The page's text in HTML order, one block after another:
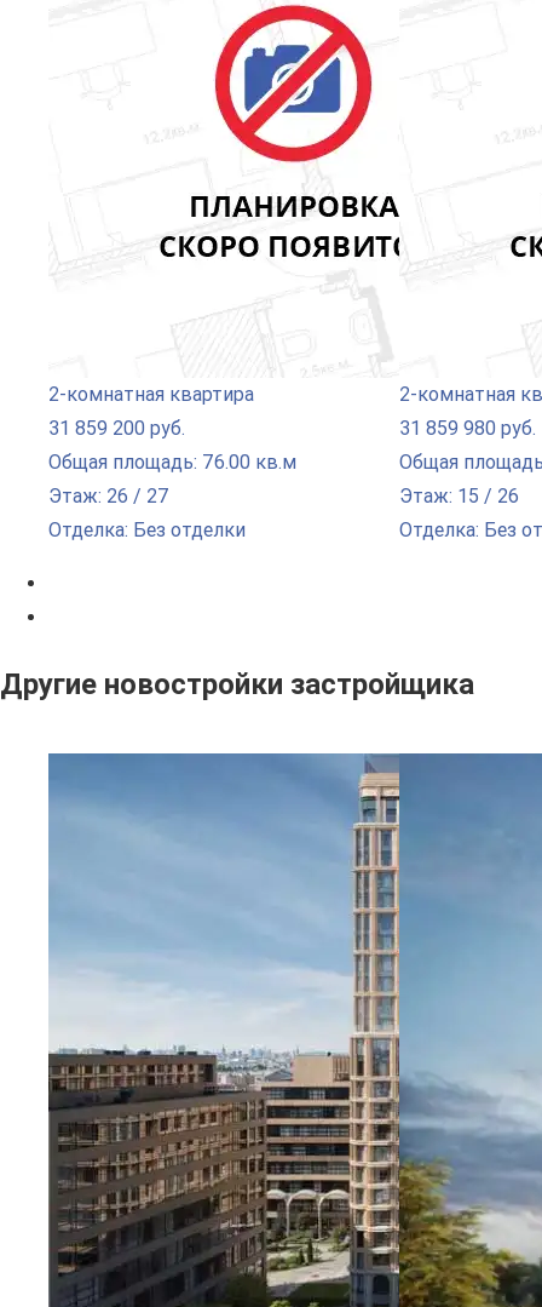
2-комнатная квартира
31 859 200 руб.
Общая площадь: 76.00 кв.м
Этаж: 26 / 27
Отделка: Без отделки
2-комнатная
31 859 980 руб.
Общая
Этаж: 15 / 26
Отделка: Без
Другие новостройки застройщика